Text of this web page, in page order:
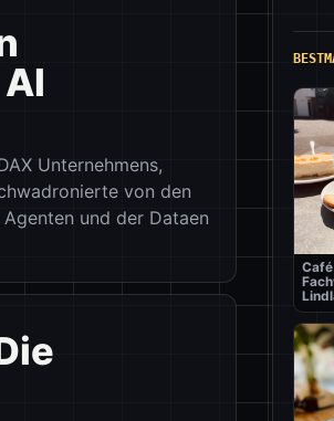
Unternehmens,
von den
und der Dataen